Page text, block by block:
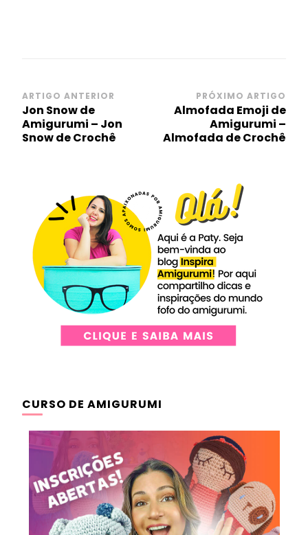
Navegação
de
post
ARTIGO ANTERIOR
Jon Snow de
Amigurumi – Jon
Snow de Crochê
PRÓXIMO ARTIGO
Almofada Emoji de
Amigurumi –
Almofada de Crochê
CURSO DE AMIGURUMI